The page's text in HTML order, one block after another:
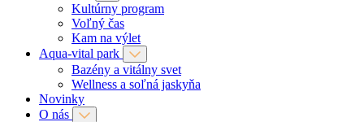
Kultúrny program
Voľný čas
Kam na výlet
Aqua-vital park
Bazény a vitálny svet
Wellness a soľná jaskyňa
Novinky
O nás